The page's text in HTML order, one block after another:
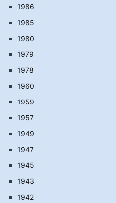
1986
1985
1980
1979
1978
1960
1959
1957
1949
1947
1945
1943
1942